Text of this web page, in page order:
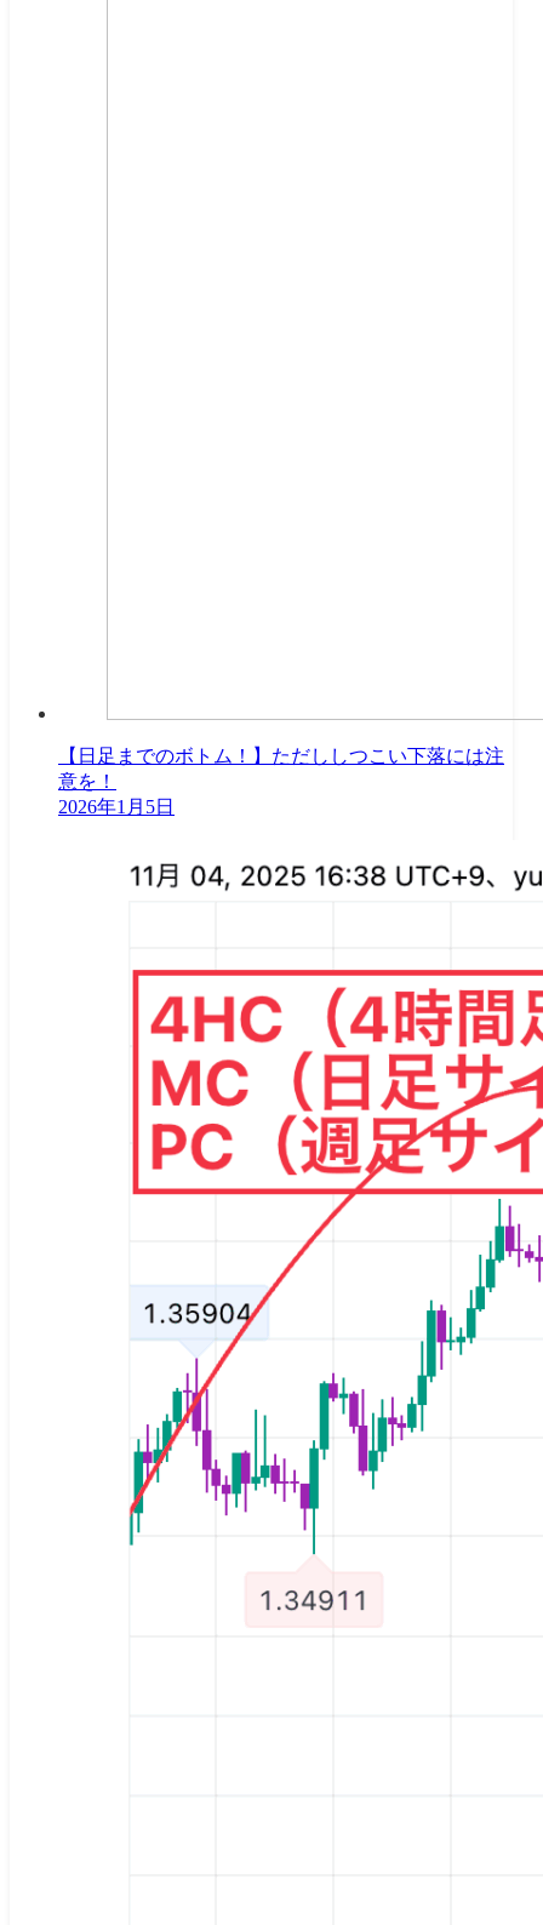
【日足までのボトム！】ただししつこい下落には注
意を！
2026年1月5日